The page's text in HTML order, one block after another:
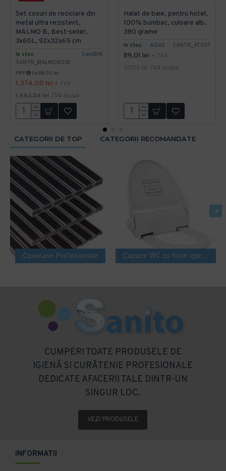
In stoc
SaniBIN
SANTR_MALMO821.B
Set cosuri de reciclare din
metal ultra rezistent,
MALMO B, Best-seller,
3x60L, 92x32x65 cm
PRP 1.648,00 lei
1.374,00 lei + TVA
1.662,54 lei TVA inclus
In stoc AQAS SANTR_AT007
Halat de baie, pentru hotel,
100% bumbac, culoare alb,
380 grame
89,01 lei + TVA
107,70 lei TVA inclus
CATEGORII DE TOP CATEGORII RECOMANDATE
Covorase Profesionale Capace WC cu folie igienica
CUMPERI TOATE PRODUSELE DE
IGIENĂ SI CURĂTENIE PROFESIONALE
DEDICATE AFACERII TALE DINTR-UN
SINGUR LOC.
VEZI PRODUSELE
INFORMATII